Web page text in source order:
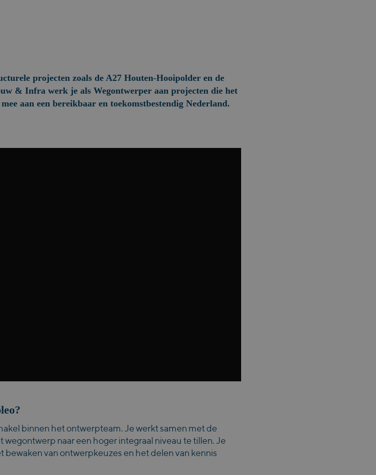
projecten zoals de A27 Houten-Hooipolder en de
& Infra werk je als Wegontwerper aan projecten die het
aan een bereikbaar en toekomstbestendig Nederland.
binnen het ontwerpteam. Je werkt samen met de
naar een hoger integraal niveau te tillen. Je
van ontwerpkeuzes en het delen van kennis